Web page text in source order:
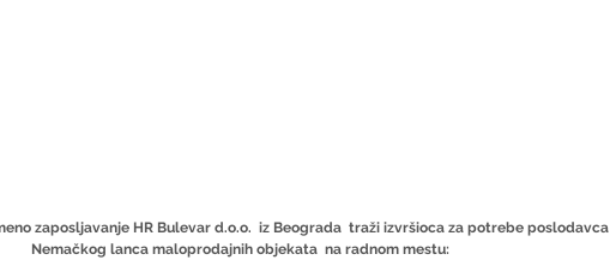
zaposljavanje HR Bulevar d.o.o.  iz Beograda  traži izvršioca za potrebe poslodavca
Nemačkog lanca maloprodajnih objekata  na radnom mestu: